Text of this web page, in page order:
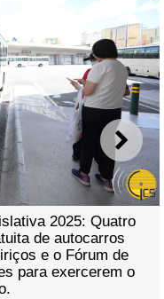
2025: Quatro
de autocarros
e o Fórum de
para exercerem o